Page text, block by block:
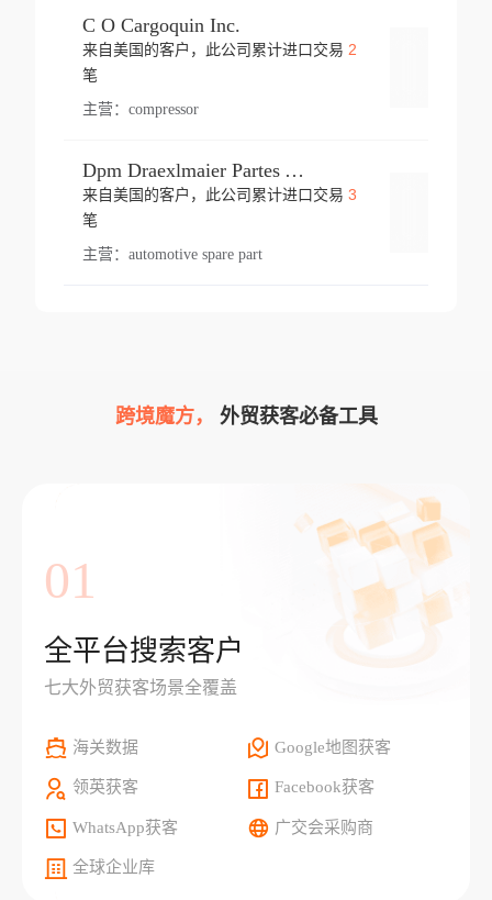
C O Cargoquin Inc.
来自美国的客户，此公司累计进口交易 2
笔
主营： compressor
Dpm Draexlmaier Partes Automotrices Corr Ind Huejotzingo
来自美国的客户，此公司累计进口交易 3
笔
主营： automotive spare part
跨境魔方， 外贸获客必备工具
01
全平台搜索客户
七大外贸获客场景全覆盖
海关数据 Google地图获客
领英获客 Facebook获客
WhatsApp获客 广交会采购商
全球企业库